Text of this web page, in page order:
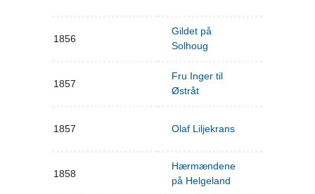
1856
Gildet på
Solhoug
1857
Fru Inger til
Østråt
1857 Olaf Liljekrans
1858
Hærmændene
på Helgeland